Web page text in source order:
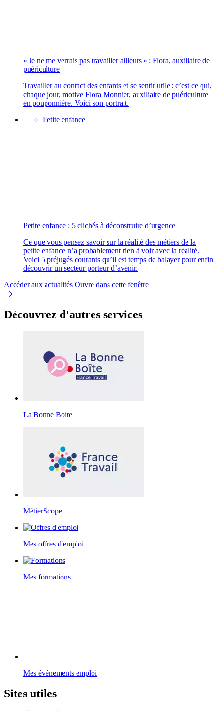
« Je ne me verrais pas travailler ailleurs » : Flora, auxiliaire de
puériculture
Travailler au contact des enfants et se sentir utile : c’est ce qui,
chaque jour, motive Flora Monnier, auxiliaire de puériculture
en pouponnière. Voici son portrait.
Petite enfance
Petite enfance : 5 clichés à déconstruire d’urgence
Ce que vous pensez savoir sur la réalité des métiers de la
petite enfance n’a probablement rien à voir avec la réalité.
Voici 5 préjugés courants qu’il est temps de balayer pour enfin
découvrir un secteur porteur d’avenir.
Accéder aux actualités Ouvre dans cette fenêtre
Découvrez d'autres services
La Bonne Boite
MétierScope
Mes offres d'emploi
Mes formations
Mes événements emploi
Sites utiles